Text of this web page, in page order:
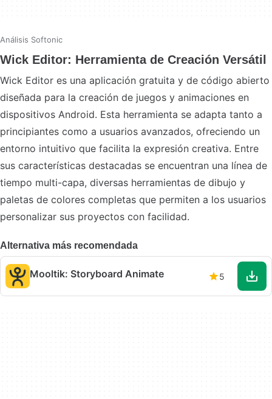
Análisis Softonic
Wick Editor: Herramienta de Creación Versátil
Wick Editor es una aplicación gratuita y de código abierto
diseñada para la creación de juegos y animaciones en
dispositivos Android. Esta herramienta se adapta tanto a
principiantes como a usuarios avanzados, ofreciendo un
entorno intuitivo que facilita la expresión creativa. Entre
sus características destacadas se encuentran una línea de
tiempo multi-capa, diversas herramientas de dibujo y
paletas de colores completas que permiten a los usuarios
personalizar sus proyectos con facilidad.
Alternativa más recomendada
Mooltik: Storyboard Animate 5